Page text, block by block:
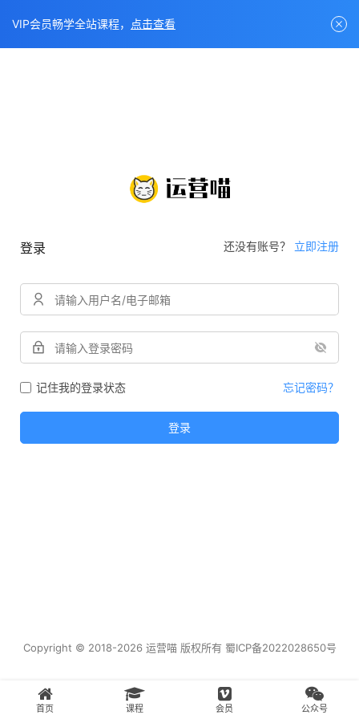
登录 还没有账号？ 立即注册
记住我的登录状态 忘记密码？
登录
Copyright © 2018-2026 运营喵 版权所有 蜀ICP备2022028650号
首页 课程 会员 公众号
VIP会员畅学全站课程， 点击查看